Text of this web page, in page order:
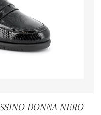
DONNA NERO